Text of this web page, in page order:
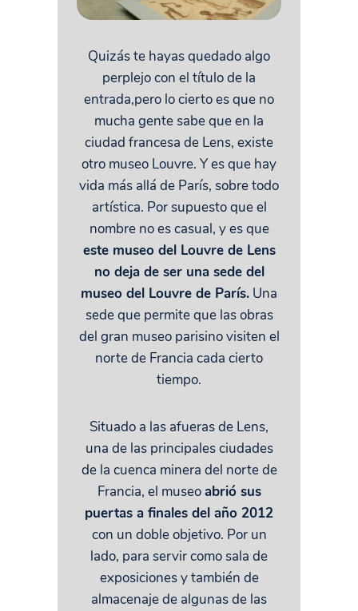
Quizás te hayas quedado algo
perplejo con el título de la
entrada,pero lo cierto es que no
mucha gente sabe que en la
ciudad francesa de Lens, existe
otro museo Louvre. Y es que hay
vida más allá de París, sobre todo
artística. Por supuesto que el
nombre no es casual, y es que
este museo del Louvre de Lens
no deja de ser una sede del
museo del Louvre de París. Una
sede que permite que las obras
del gran museo parisino visiten el
norte de Francia cada cierto
tiempo.
Situado a las afueras de Lens,
una de las principales ciudades
de la cuenca minera del norte de
Francia, el museoabrió sus
puertas a finales del año 2012
con un doble objetivo. Por un
lado, para servir como sala de
exposiciones y también de
almacenaje de algunas de las